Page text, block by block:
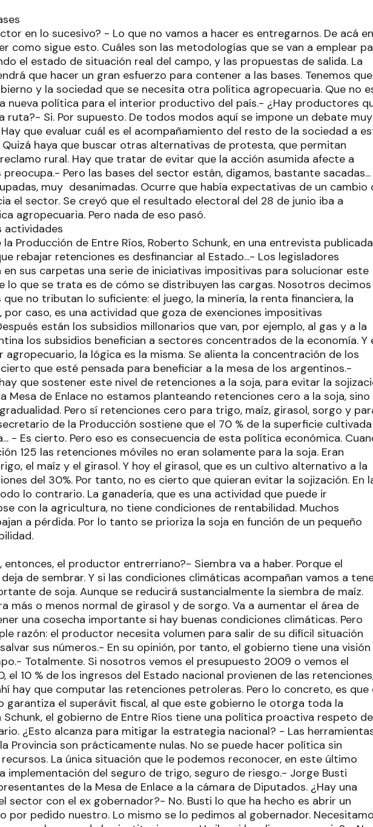
en lo sucesivo? - Lo que no vamos a hacer es entregarnos. De acá en
como sigue esto. Cuáles son las metodologías que se van a emplear
el estado de situación real del campo, y las propuestas de salida. La
que hacer un gran esfuerzo para contener a las bases. Tenemos que
y la sociedad que se necesita otra política agropecuaria. Que no
nueva política para el interior productivo del país.- ¿Hay productores
ruta?- Si. Por supuesto. De todos modos aquí se impone un debate muy
que evaluar cuál es el acompañamiento del resto de la sociedad a
haya que buscar otras alternativas de protesta, que permitan
rural. Hay que tratar de evitar que la acción asumida afecte a
Pero las bases del sector están, digamos, bastante
muy desanimadas. Ocurre que había expectativas de un cambio
el sector. Se creyó que el resultado electoral del 28 de junio iba a
agropecuaria. Pero nada de eso pasó.
actividades
Producción de Entre Ríos, Roberto Schunk, en una entrevista publicada
rebajar retenciones es desfinanciar al Estado...- Los legisladores
en sus carpetas una serie de iniciativas impositivas para solucionar este
lo que se trata es de cómo se distribuyen las cargas. Nosotros decimos
no tributan lo suficiente: el juego, la minería, la renta financiera, la
por caso, es una actividad que goza de exenciones impositivas
están los subsidios millonarios que van, por ejemplo, al gas y a la
los subsidios benefician a sectores concentrados de la economía. Y
agropecuario, la lógica es la misma. Se alienta la concentración de los
que esté pensada para beneficiar a la mesa de los argentinos.-
que sostener este nivel de retenciones a la soja, para evitar la
Mesa de Enlace no estamos planteando retenciones cero a la soja, sino
Pero sí retenciones cero para trigo, maíz, girasol, sorgo y
de la Producción sostiene que el 70 % de la superficie
- Es cierto. Pero eso es consecuencia de esta política económica.
125 las retenciones móviles no eran solamente para la soja. Eran
el maíz y el girasol. Y hoy el girasol, que es un cultivo alternativo a la
del 30%. Por tanto, no es cierto que quieran evitar la sojización. En
lo contrario. La ganadería, que es una actividad que puede ir
con la agricultura, no tiene condiciones de rentabilidad. Muchos
a pérdida. Por lo tanto se prioriza la soja en función de un pequeño
entonces, el productor entrerriano?- Siembra va a haber. Porque el
de sembrar. Y si las condiciones climáticas acompañan vamos a
de soja. Aunque se reducirá sustancialmente la siembra de maíz.
más o menos normal de girasol y de sorgo. Va a aumentar el área de
una cosecha importante si hay buenas condiciones climáticas. Pero
razón: el productor necesita volumen para salir de su difícil situación
sus números.- En su opinión, por tanto, el gobierno tiene una visión
Totalmente. Si nosotros vemos el presupuesto 2009 o vemos el
el 10 % de los ingresos del Estado nacional provienen de las
hay que computar las retenciones petroleras. Pero lo concreto, es que
garantiza el superávit fiscal, al que este gobierno le otorga toda la
el gobierno de Entre Ríos tiene una política proactiva respeto
¿Esto alcanza para mitigar la estrategia nacional? - Las
Provincia son prácticamente nulas. No se puede hacer política sin
La única situación que le podemos reconocer, en este último
implementación del seguro de trigo, seguro de riesgo.- Jorge Busti
de la Mesa de Enlace a la cámara de Diputados. ¿Hay una
sector con el ex gobernador?- No. Busti lo que ha hecho es abrir un
por pedido nuestro. Lo mismo se lo pedimos al gobernador.